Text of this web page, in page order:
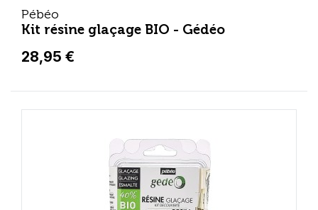
Pébéo
Kit résine glaçage BIO - Gédéo
28,95 €